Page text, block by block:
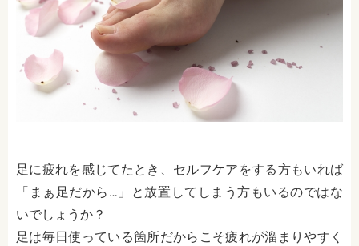
足に疲れを感じてたとき、セルフケアをする方もいれば
「まぁ足だから…」と放置してしまう方もいるのではな
いでしょうか？
足は毎日使っている箇所だからこそ疲れが溜まりやすく